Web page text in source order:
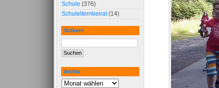
Schule (376)
Schulelternbeirat(14)
Stöbern
Archiv